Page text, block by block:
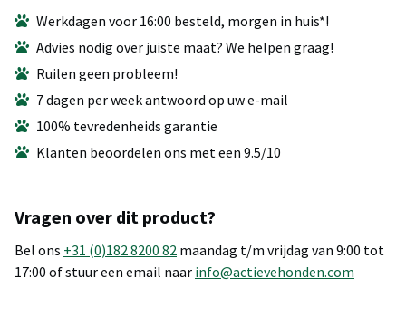
Werkdagen voor 16:00 besteld, morgen in huis*!
Advies nodig over juiste maat? We helpen graag!
Ruilen geen probleem!
7 dagen per week antwoord op uw e-mail
100% tevredenheids garantie
Klanten beoordelen ons met een 9.5/10
Vragen over dit product?
Bel ons +31 (0)182 8200 82 maandag t/m vrijdag van 9:00 tot
17:00 of stuur een email naar info@actievehonden.com